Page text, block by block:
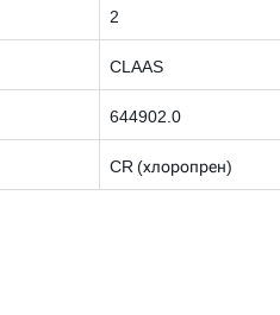
2
CLAAS
644902.0
CR (хлоропрен)